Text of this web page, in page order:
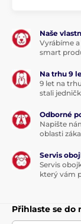
Design,
úpravou, tak
Technické
Naše
Vyrábíme
smart
Na trhu 9
9 let na
stali
Odborné
Napište
oblasti
Servis
Servis
který vám
Přihlaste se do